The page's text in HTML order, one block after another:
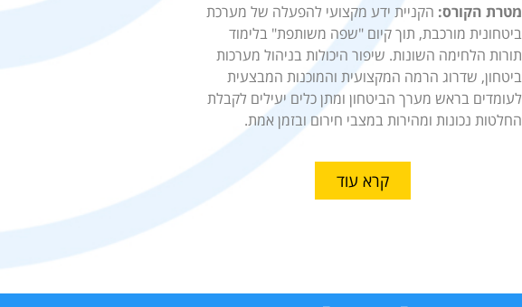
מטרת הקורס: הקניית ידע מקצועי להפעלה של מערכת
ביטחונית מורכבת, תוך קיום "שפה משותפת" בלימוד
תורות הלחימה השונות. שיפור היכולות בניהול מערכות
ביטחון, שדרוג הרמה המקצועית והמוכנות המבצעית
לעומדים בראש מערך הביטחון ומתן כלים יעילים לקבלת
החלטות נכונות ומהירות במצבי חירום ובזמן אמת.
קרא עוד